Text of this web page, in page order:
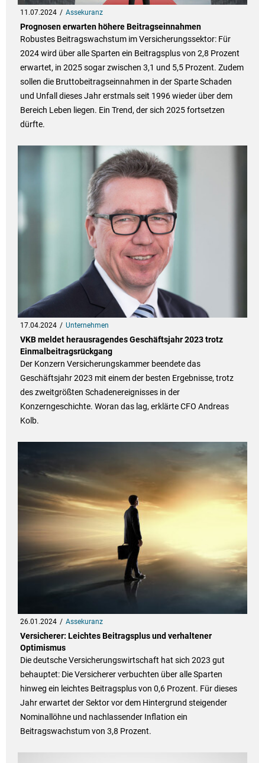
11.07.2024 Assekuranz
Prognosen erwarten höhere Beitragseinnahmen
Robustes Beitragswachstum im Versicherungssektor: Für
2024 wird über alle Sparten ein Beitragsplus von 2,8 Prozent
erwartet, in 2025 sogar zwischen 3,1 und 5,5 Prozent. Zudem
sollen die Bruttobeitragseinnahmen in der Sparte Schaden
und Unfall dieses Jahr erstmals seit 1996 wieder über dem
Bereich Leben liegen. Ein Trend, der sich 2025 fortsetzen
dürfte.
17.04.2024 Unternehmen
VKB meldet herausragendes Geschäftsjahr 2023 trotz
Einmalbeitragsrückgang
Der Konzern Versicherungskammer beendete das
Geschäftsjahr 2023 mit einem der besten Ergebnisse, trotz
des zweitgrößten Schadenereignisses in der
Konzerngeschichte. Woran das lag, erklärte CFO Andreas
Kolb.
26.01.2024 Assekuranz
Versicherer: Leichtes Beitragsplus und verhaltener
Optimismus
Die deutsche Versicherungswirtschaft hat sich 2023 gut
behauptet: Die Versicherer verbuchten über alle Sparten
hinweg ein leichtes Beitragsplus von 0,6 Prozent. Für dieses
Jahr erwartet der Sektor vor dem Hintergrund steigender
Nominallöhne und nachlassender Inflation ein
Beitragswachstum von 3,8 Prozent.